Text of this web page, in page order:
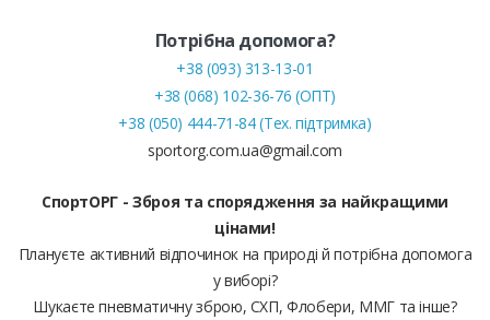
Потрібна допомога?
+38 (093) 313-13-01
+38 (068) 102-36-76 (ОПТ)
+38 (050) 444-71-84 (Тех. підтримка)
sportorg.com.ua@gmail.com
СпортОРГ - Зброя та спорядження за найкращими
цінами!
Плануєте активний відпочинок на природі й потрібна допомога
у виборі?
Шукаєте пневматичну зброю, СХП, Флобери, ММГ та інше?